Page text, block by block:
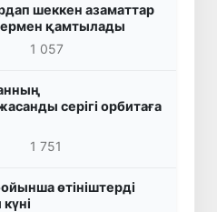
шеккен азаматтар
қамтылады
1 057
серігі орбитаға
1 751
өтініштерді